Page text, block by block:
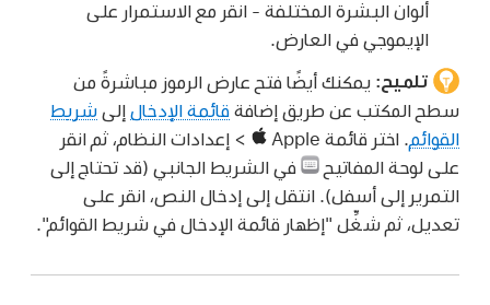
ألوان البشرة المختلفة - انقر مع الاستمرار على
الإيموجي في العارض.
تلميح: يمكنك أيضًا فتح عارض الرموز مباشرةً من
سطح المكتب عن طريق إضافة قائمة الإدخال إلى شريط
القوائم
. اختر قائمة Apple
> إعدادات النظام، ثم انقر
على لوحة المفاتيح
في الشريط الجانبي (قد تحتاج إلى
التمرير إلى أسفل). انتقل إلى إدخال النص، انقر على
تعديل، ثم شغِّل "إظهار قائمة الإدخال في شريط القوائم".